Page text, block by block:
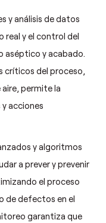
y análisis de datos
real y el control del
aséptico y acabado.
críticos del proceso,
permite la
acciones
y algoritmos
a prever y prevenir
el proceso
de defectos en el
garantiza que